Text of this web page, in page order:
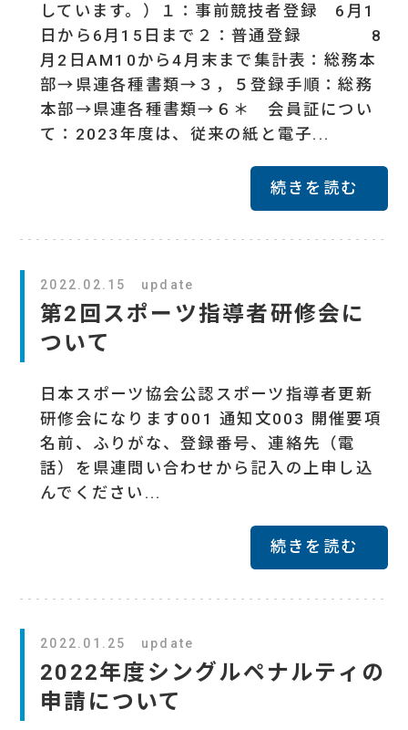
しています。）１：事前競技者登録 6月1
日から6月15日まで２：普通登録 8
月2日AM10から4月末まで集計表：総務本
部→県連各種書類→３，５登録手順：総務
本部→県連各種書類→６＊ 会員証につい
て：2023年度は、従来の紙と電子...
続きを読む
2022.02.15 update
第2回スポーツ指導者研修会に
ついて
日本スポーツ協会公認スポーツ指導者更新
研修会になります001 通知文003 開催要項
名前、ふりがな、登録番号、連絡先（電
話）を県連問い合わせから記入の上申し込
んでください...
続きを読む
2022.01.25 update
2022年度シングルペナルティの
申請について